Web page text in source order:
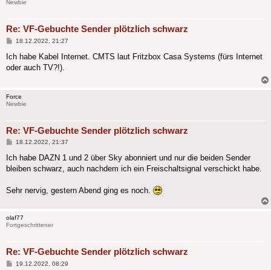
Newbie
Re: VF-Gebuchte Sender plötzlich schwarz
Beitrag
18.12.2022, 21:27
Ich habe Kabel Internet. CMTS laut Fritzbox Casa Systems (fürs Internet
oder auch TV?!).
Force
Newbie
Re: VF-Gebuchte Sender plötzlich schwarz
Beitrag
18.12.2022, 21:37
Ich habe DAZN 1 und 2 über Sky abonniert und nur die beiden Sender
bleiben schwarz, auch nachdem ich ein Freischaltsignal verschickt habe.
Sehr nervig, gestern Abend ging es noch.
olaf77
Fortgeschrittener
Re: VF-Gebuchte Sender plötzlich schwarz
Beitrag
19.12.2022, 08:29